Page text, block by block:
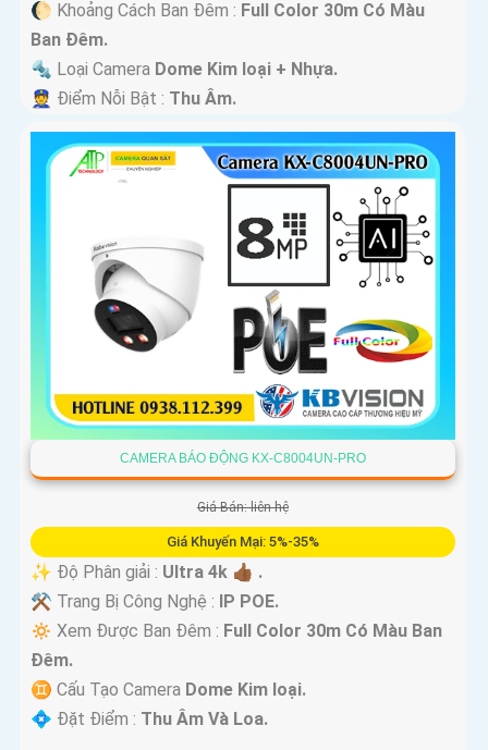
🌔 Khoảng Cách Ban Đêm : Full Color 30m Có Màu
Ban Ðêm.
🔩 Loại Camera Dome Kim loại + Nhựa.
️👮 Điểm Nỗi Bật : Thu Âm.
CAMERA BÁO ĐỘNG KX-C8004UN-PRO
Giá Bán: liên hệ
Giá Khuyến Mại: 5%-35%
✨ Độ Phân giải : Ultra 4k 👍🏾 .
⚒ Trang Bị Công Nghệ : IP POE.
🔅 Xem Được Ban Đêm : Full Color 30m Có Màu Ban
Ðêm.
♊ Cấu Tạo Camera Dome Kim loại.
️💠 Đặt Điểm : Thu Âm Và Loa.